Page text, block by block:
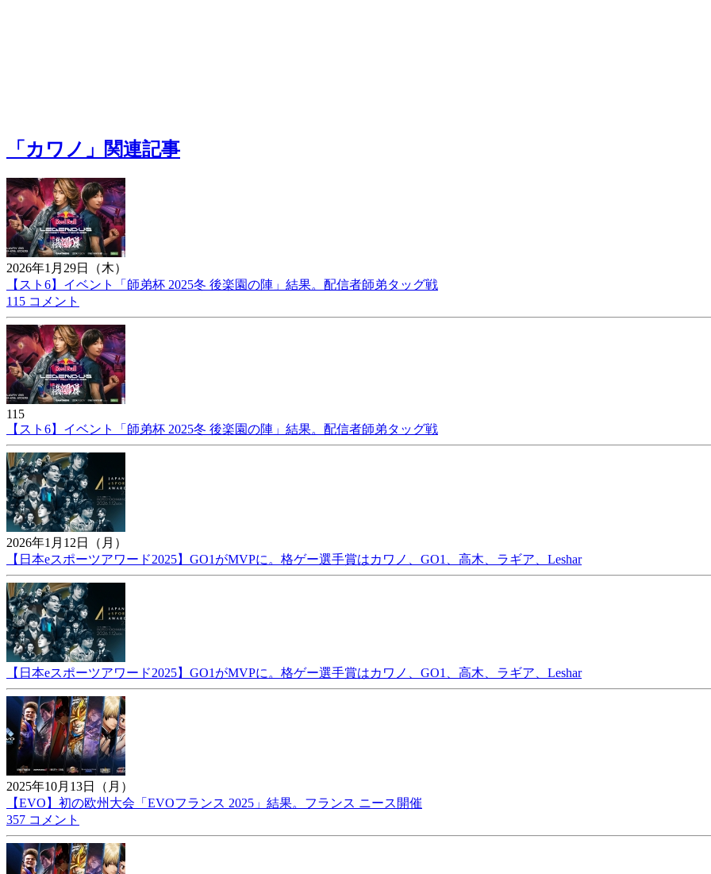
「カワノ」関連記事
2026年1月29日（木）
【スト6】イベント「師弟杯 2025冬 後楽園の陣」結果。配信者師弟タッグ戦
115 コメント
115
【スト6】イベント「師弟杯 2025冬 後楽園の陣」結果。配信者師弟タッグ戦
2026年1月12日（月）
【日本eスポーツアワード2025】GO1がMVPに。格ゲー選手賞はカワノ、GO1、高木、ラギア、Leshar
【日本eスポーツアワード2025】GO1がMVPに。格ゲー選手賞はカワノ、GO1、高木、ラギア、Leshar
2025年10月13日（月）
【EVO】初の欧州大会「EVOフランス 2025」結果。フランス ニース開催
357 コメント